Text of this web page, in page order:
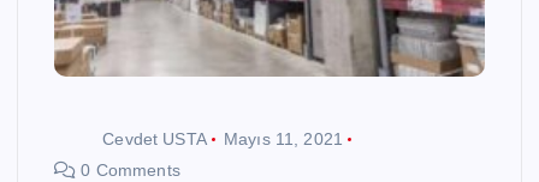
Cevdet USTA
Mayıs 11, 2021
0 Comments